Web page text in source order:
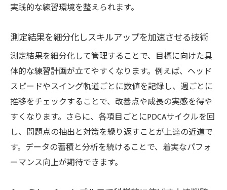
実践的な練習環境を整えられます。
測定結果を細分化しスキルアップを加速させる技術
測定結果を細分化して管理することで、目標に向けた具
体的な練習計画が立てやすくなります。例えば、ヘッド
スピードやスイング軌道ごとに数値を記録し、週ごとに
推移をチェックすることで、改善点や成長の実感を得や
すくなります。さらに、各項目ごとにPDCAサイクルを回
し、問題点の抽出と対策を繰り返すことが上達の近道で
す。データの蓄積と分析を続けることで、着実なパフォ
ーマンス向上が期待できます。